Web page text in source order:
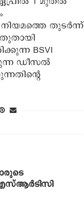
നിയമത്തെ തുടർന്ന്
BSVI
ഡീസല്‍